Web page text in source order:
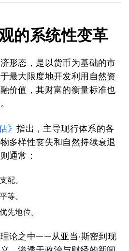
的系统性变革
形态，是以货币为基础的市
最大限度地开发利用自然资
价值，其财富的衡量标准也
》指出，主导现行体系的各
多样性丧失和自然持续衰退
通常：
配。
等。
先地位。
论之中——从亚当·斯密到现